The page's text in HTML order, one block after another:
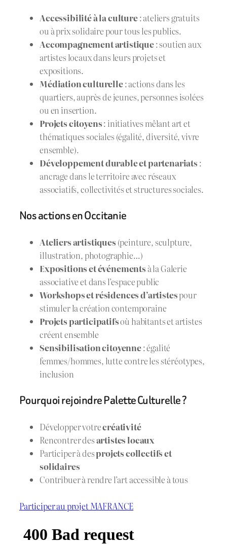
Accessibilité à la culture: ateliers gratuits
ou à prix solidaire pour tous les publics.
Accompagnement artistique: soutien aux
artistes locaux dans leurs projets et
expositions.
Médiation culturelle: actions dans les
quartiers, auprès de jeunes, personnes isolées
ou en insertion.
Projets citoyens: initiatives mêlant art et
thématiques sociales (égalité, diversité, vivre
ensemble).
Développement durable et partenariats :
ancrage dans le territoire avec réseaux
associatifs, collectivités et structures sociales.
Nos actions en Occitanie
Ateliers artistiques (peinture, sculpture,
illustration, photographie…)
Expositions et événements à la Galerie
associative et dans l’espace public
Workshops et résidences d’artistespour
stimuler la création contemporaine
Projets participatifsoù habitants et artistes
créent ensemble
Sensibilisation citoyenne: égalité
femmes/hommes, lutte contre les stéréotypes,
inclusion
Pourquoi rejoindre Palette Culturelle ?
Développer votrecréativité
Rencontrer desartistes locaux
Participer à desprojets collectifs et
solidaires
Contribuer à rendre l’art accessible à tous
Participer au projet MAFRANCE